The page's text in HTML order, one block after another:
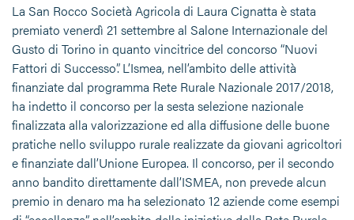
La San Rocco Società Agricola di Laura Cignatta è stata
premiato venerdì 21 settembre al Salone Internazionale del
Gusto di Torino in quanto vincitrice del concorso “Nuovi
Fattori di Successo”. L’Ismea, nell’ambito delle attività
finanziate dal programma Rete Rurale Nazionale 2017/2018,
ha indetto il concorso per la sesta selezione nazionale
finalizzata alla valorizzazione ed alla diffusione delle buone
pratiche nello sviluppo rurale realizzate da giovani agricoltori
e finanziate dall’Unione Europea. Il concorso, per il secondo
anno bandito direttamente dall’ISMEA, non prevede alcun
premio in denaro ma ha selezionato 12 aziende come esempi